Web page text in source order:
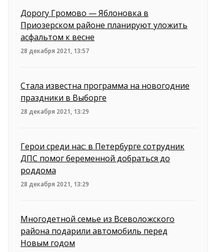
Дорогу Громово — Яблоновка в
Приозерском районе планируют уложить
асфальтом к весне
28 декабря 2021, 13:57
Стала известна программа на новогодние
праздники в Выборге
28 декабря 2021, 13:29
Герои среди нас: в Петербурге сотрудник
ДПС помог беременной добраться до
роддома
28 декабря 2021, 13:29
Многодетной семье из Всеволожского
района подарили автомобиль перед
Новым годом